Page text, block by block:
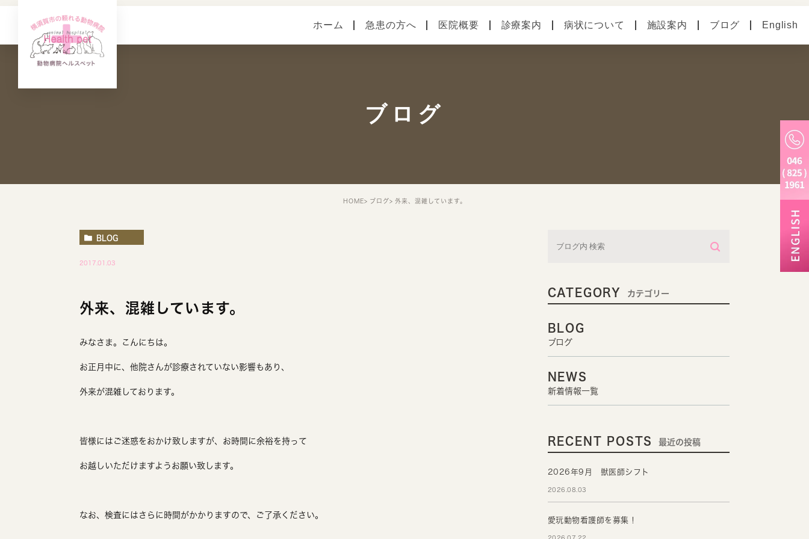
ホーム 急患の方へ 医院概要
本院（横須賀中央）
院内・設備システム
診療案内 病状について 施設案内 ブログ English
ブログ
HOME ブログ 外来、混雑しています。
BLOG
2017.01.03
外来、混雑しています。
みなさま。こんにちは。
お正月中に、他院さんが診療されていない影響もあり、
外来が混雑しております。
皆様にはご迷惑をおかけ致しますが、お時間に余裕を持って
お越しいただけますようお願い致します。
なお、検査にはさらに時間がかかりますので、ご了承ください。
CATEGORY カテゴリー
BLOG
ブログ
NEWS
新着情報一覧
RECENT POSTS 最近の投稿
2026年9月 獣医師シフト
2026.08.03
愛玩動物看護師を募集！
2026.07.22